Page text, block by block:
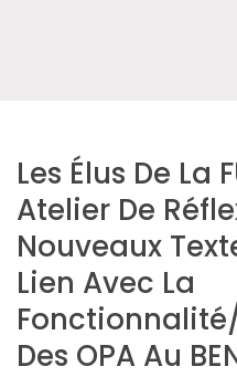
Les Élus De La
Atelier De
Nouveaux
Lien Avec La
Des OPA Au